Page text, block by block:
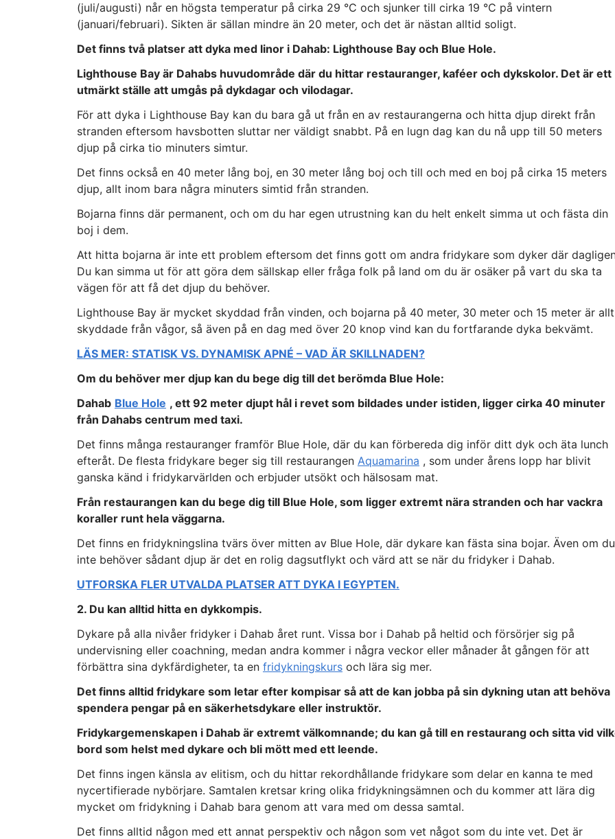
(juli/augusti) når en högsta temperatur på cirka 29 °C och sjunker till cirka 19 °C på vintern
(januari/februari). Sikten är sällan mindre än 20 meter, och det är nästan alltid soligt.
Det finns två platser att dyka med linor i Dahab: Lighthouse Bay och Blue Hole.
Lighthouse Bay är Dahabs huvudområde där du hittar restauranger, kaféer och dykskolor. Det är ett
utmärkt ställe att umgås på dykdagar och vilodagar.
För att dyka i Lighthouse Bay kan du bara gå ut från en av restaurangerna och hitta djup direkt från
stranden eftersom havsbotten sluttar ner väldigt snabbt. På en lugn dag kan du nå upp till 50 meters
djup på cirka tio minuters simtur.
Det finns också en 40 meter lång boj, en 30 meter lång boj och till och med en boj på cirka 15 meters
djup, allt inom bara några minuters simtid från stranden.
Bojarna finns där permanent, och om du har egen utrustning kan du helt enkelt simma ut och fästa din
boj i dem.
Att hitta bojarna är inte ett problem eftersom det finns gott om andra fridykare som dyker där
Du kan simma ut för att göra dem sällskap eller fråga folk på land om du är osäker på vart du ska ta
vägen för att få det djup du behöver.
Lighthouse Bay är mycket skyddad från vinden, och bojarna på 40 meter, 30 meter och 15 meter är
skyddade från vågor, så även på en dag med över 20 knop vind kan du fortfarande dyka bekvämt.
LÄS MER: STATISK VS. DYNAMISK APNÉ – VAD ÄR SKILLNADEN?
Om du behöver mer djup kan du bege dig till det berömda Blue Hole:
Dahab Blue Hole , ett 92 meter djupt hål i revet som bildades under istiden, ligger cirka 40 minuter
från Dahabs centrum med taxi.
Det finns många restauranger framför Blue Hole, där du kan förbereda dig inför ditt dyk och äta lunch
efteråt. De flesta fridykare beger sig till restaurangen Aquamarina , som under årens lopp har blivit
ganska känd i fridykarvärlden och erbjuder utsökt och hälsosam mat.
Från restaurangen kan du bege dig till Blue Hole, som ligger extremt nära stranden och har vackra
koraller runt hela väggarna.
Det finns en fridykningslina tvärs över mitten av Blue Hole, där dykare kan fästa sina bojar. Även om du
inte behöver sådant djup är det en rolig dagsutflykt och värd att se när du fridyker i Dahab.
UTFORSKA FLER UTVALDA PLATSER ATT DYKA I EGYPTEN.
2. Du kan alltid hitta en dykkompis.
Dykare på alla nivåer fridyker i Dahab året runt. Vissa bor i Dahab på heltid och försörjer sig på
undervisning eller coachning, medan andra kommer i några veckor eller månader åt gången för att
förbättra sina dykfärdigheter, ta en fridykningskursoch lära sig mer.
Det finns alltid fridykare som letar efter kompisar så att de kan jobba på sin dykning utan att behöva
spendera pengar på en säkerhetsdykare eller instruktör.
Fridykargemenskapen i Dahab är extremt välkomnande; du kan gå till en restaurang och sitta vid
bord som helst med dykare och bli mött med ett leende.
Det finns ingen känsla av elitism, och du hittar rekordhållande fridykare som delar en kanna te med
nycertifierade nybörjare. Samtalen kretsar kring olika fridykningsämnen och du kommer att lära dig
mycket om fridykning i Dahab bara genom att vara med om dessa samtal.
Det finns alltid någon med ett annat perspektiv och någon som vet något som du inte vet. Det är